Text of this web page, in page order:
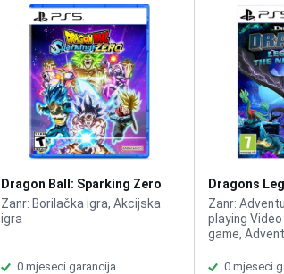
Dragon Ball: Sparking Zero
/PS5
Zanr: Borilačka igra, Akcijska
igra
0 mjeseci garancija
Dragons
Realms /PS5
Zanr:
playing Video
game,
0 mjeseci